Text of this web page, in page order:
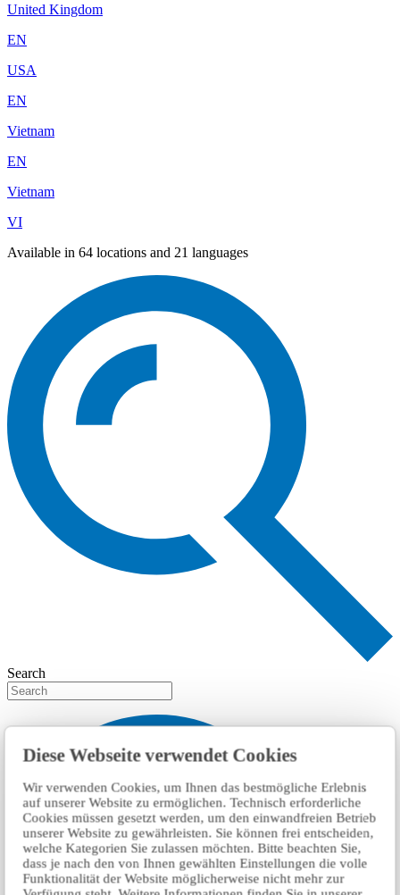
Diese Webseite verwendet Cookies
Wir verwenden Cookies, um Ihnen das bestmögliche Erlebnis
auf unserer Website zu ermöglichen. Technisch erforderliche
Cookies müssen gesetzt werden, um den einwandfreien Betrieb
unserer Website zu gewährleisten. Sie können frei entscheiden,
welche Kategorien Sie zulassen möchten. Bitte beachten Sie,
dass je nach den von Ihnen gewählten Einstellungen die volle
Funktionalität der Website möglicherweise nicht mehr zur
United Kingdom
EN
USA
EN
Vietnam
EN
Vietnam
VI
Available in 64 locations and 21 languages
Search